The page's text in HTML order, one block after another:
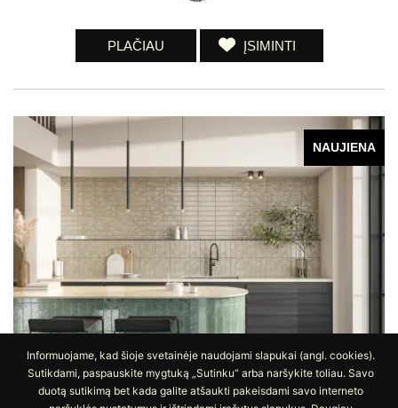
PLAČIAU ĮSIMINTI
NAUJIENA
Informuojame, kad šioje svetainėje naudojami slapukai (angl. cookies).
Sutikdami, paspauskite mygtuką „Sutinku“ arba naršykite toliau. Savo
duotą sutikimą bet kada galite atšaukti pakeisdami savo interneto